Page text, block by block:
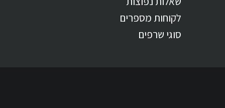
לקוחות מספרים
סוגי שרפים